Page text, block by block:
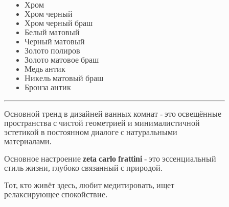
Хром
Хром черный
Хром черный браш
Белый матовый
Черный матовый
Золото полиров
Золото матовое браш
Медь антик
Никель матовый браш
Бронза антик
Основной тренд в дизайней ванных комнат - это освещённые
пространства с чистой геометрией и минималистичной
эстетикой в постоянном диалоге с натуральными
материалами.
Основное настроение zeta carlo frattini - это эссенциальный
стиль жизни, глубоко связанный с природой.
Тот, кто живёт здесь, любит медитировать, ищет
релаксирующее спокойствие.